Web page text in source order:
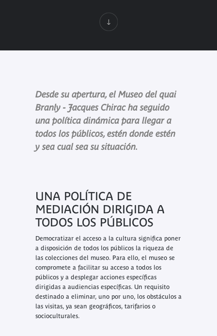
Desde su apertura, el Museo del quai
Branly - Jacques Chirac ha seguido
una política dinámica para llegar a
todos los públicos, estén donde estén
y sea cual sea su situación.
UNA POLÍTICA DE
MEDIACIÓN DIRIGIDA A
TODOS LOS PÚBLICOS
Democratizar el acceso a la cultura significa poner
a disposición de todos los públicos la riqueza de
las colecciones del museo. Para ello, el museo se
compromete a facilitar su acceso a todos los
públicos y a desplegar acciones específicas
dirigidas a audiencias específicas. Un requisito
destinado a eliminar, uno por uno, los obstáculos a
las visitas, ya sean geográficos, tarifarios o
socioculturales.